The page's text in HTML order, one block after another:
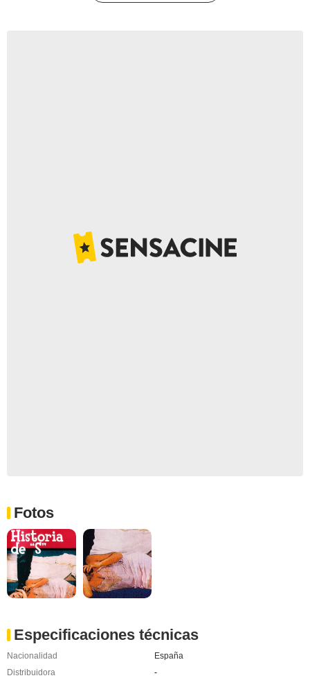
Fotos
Especificaciones técnicas
Nacionalidad
España
Distribuidora
-